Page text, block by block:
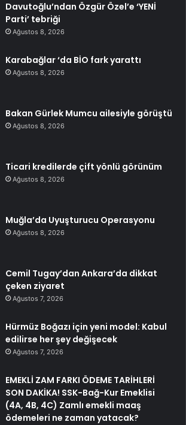
Davutoğlu’ndan Özgür Özel’e ‘YENİ
Parti’ tebriği
Ağustos 8, 2026
Karabağlar ‘da BİO fark yarattı
Ağustos 8, 2026
Bakan Gürlek Mumcu ailesiyle görüştü
Ağustos 8, 2026
Ticari kredilerde çift yönlü görünüm
Ağustos 8, 2026
Muğla’da Uyuşturucu Operasyonu
Ağustos 8, 2026
Cemil Tugay’dan Ankara’da dikkat
çeken ziyaret
Ağustos 7, 2026
Hürmüz Boğazı için yeni model: Kabul
edilirse her şey değişecek
Ağustos 7, 2026
EMEKLİ ZAM FARKI ÖDEME TARİHLERİ
SON DAKİKA! SSK-Bağ-Kur Emeklisi
(4A, 4B, 4C) Zamlı emekli maaş
ödemeleri ne zaman yatacak?